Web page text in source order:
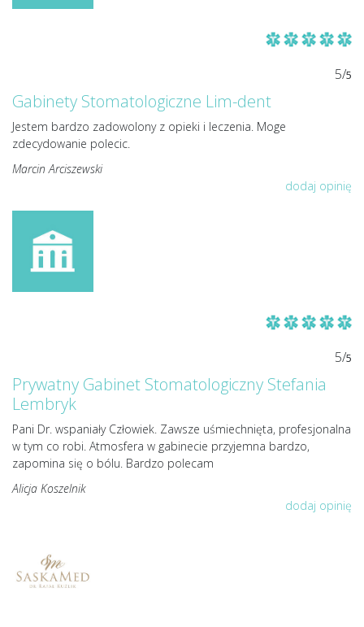
5/5
Gabinety Stomatologiczne Lim-dent
Jestem bardzo zadowolony z opieki i leczenia. Moge
zdecydowanie polecic.
Marcin Arciszewski
dodaj opinię
5/5
Prywatny Gabinet Stomatologiczny Stefania
Lembryk
Pani Dr. wspaniały Człowiek. Zawsze uśmiechnięta, profesjonalna
w tym co robi. Atmosfera w gabinecie przyjemna bardzo,
zapomina się o bólu. Bardzo polecam
Alicja Koszelnik
dodaj opinię